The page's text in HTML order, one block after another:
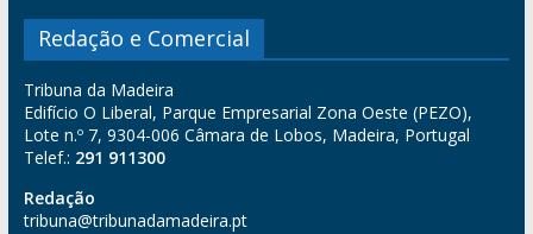
Redação e Comercial
Tribuna da Madeira
Edifício O Liberal, Parque Empresarial Zona Oeste (PEZO),
Lote n.º 7, 9304-006 Câmara de Lobos, Madeira, Portugal
Telef.: 291 911300
Redação
tribuna@tribunadamadeira.pt